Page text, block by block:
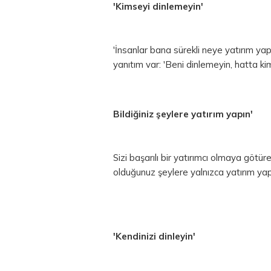
'Kimseyi dinlemeyin'
'İnsanlar bana sürekli neye yatırım
yanıtım var: 'Beni dinlemeyin, hatta
Bildiğiniz şeylere yatırım yapın'
Sizi başarılı bir yatırımcı olmaya
olduğunuz şeylere yalnızca yatırım
'Kendinizi dinleyin'